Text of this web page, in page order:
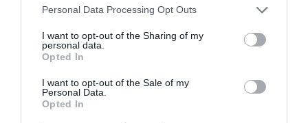
Please note that this website/app uses one or more Google
not limited to your visit or usage behaviour. You may click to
grant or deny consent to Google and its third-party tags to
use your data for below specified purposes in below Google
consent section.
Personal Data Processing Opt Outs
I want to opt-out of the Sharing of my
personal data.
Opted In
I want to opt-out of the Sale of my
Personal Data.
Opted In